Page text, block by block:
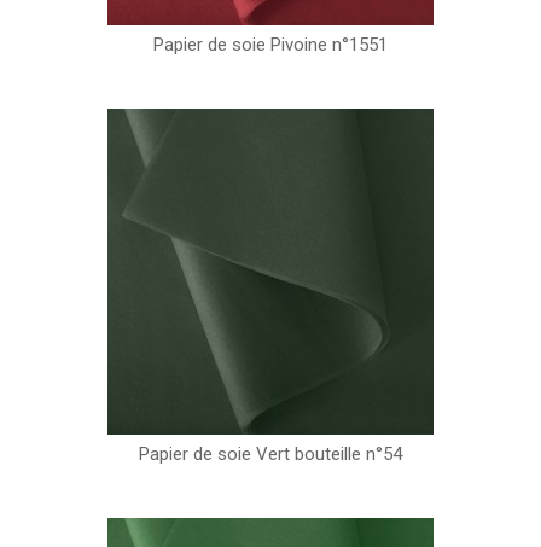
Papier de soie Pivoine n°1551
Papier de soie Vert bouteille n°54